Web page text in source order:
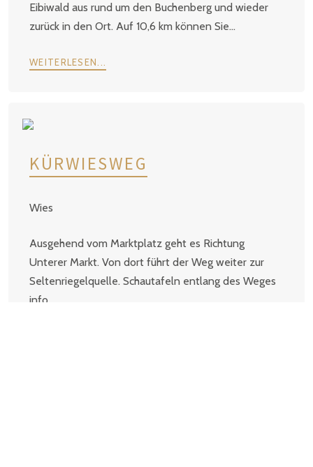
Eibiwald aus rund um den Buchenberg und wieder
zurück in den Ort. Auf 10,6 km können Sie...
WEITERLESEN...
KÜRWIESWEG
Wies
Ausgehend vom Marktplatz geht es Richtung
Unterer Markt. Von dort führt der Weg weiter zur
Seltenriegelquelle. Schautafeln entlang des Weges
info...